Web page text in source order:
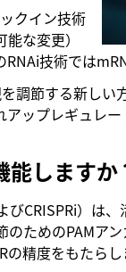
クイン技術
な変更）
技術では
調節する新し
ップレギュレ
しますか
びCRISPRi）は
ためのPAMア
精度をもたらし